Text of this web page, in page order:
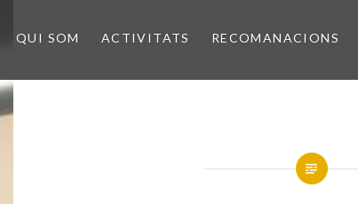
QUI SOM ACTIVITATS RECOMANACIONS